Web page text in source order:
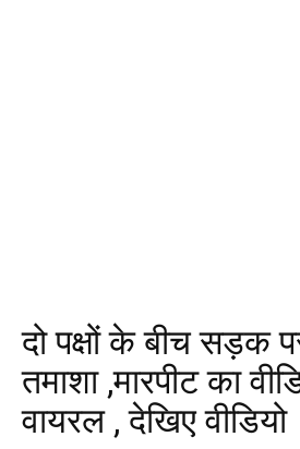
दो पक्षों के बीच सड़क
तमाशा ,मारपीट का
वायरल , देखिए वीडियो